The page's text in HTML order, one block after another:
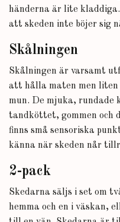
händerna är lite
att skeden inte böjer sig
Skålningen
Skålningen är varsamt
att hålla maten men liten
mun. De mjuka, rundade
tandköttet, gommen och
finns små sensoriska
känna när skeden når
2-pack
Skedarna säljs i set om
hemma och en i väskan,